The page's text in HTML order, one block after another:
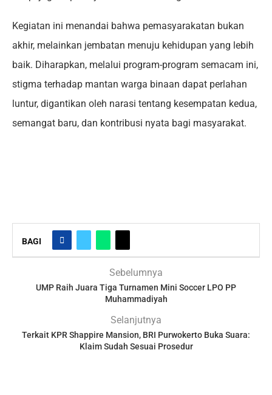
Kegiatan ini menandai bahwa pemasyarakatan bukan
akhir, melainkan jembatan menuju kehidupan yang lebih
baik. Diharapkan, melalui program-program semacam ini,
stigma terhadap mantan warga binaan dapat perlahan
luntur, digantikan oleh narasi tentang kesempatan kedua,
semangat baru, dan kontribusi nyata bagi masyarakat.
BAGI
Sebelumnya
UMP Raih Juara Tiga Turnamen Mini Soccer LPO PP
Muhammadiyah
Selanjutnya
Terkait KPR Shappire Mansion, BRI Purwokerto Buka Suara:
Klaim Sudah Sesuai Prosedur